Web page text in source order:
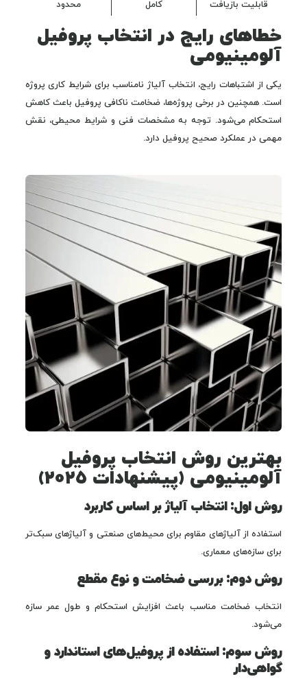
قابلیت بازیافت کامل محدود
خطاهای رایج در انتخاب پروفیل
آلومینیومی
یکی از اشتباهات رایج، انتخاب آلیاژ نامناسب برای شرایط کاری پروژه
است. همچنین در برخی پروژه‌ها، ضخامت ناکافی پروفیل باعث کاهش
استحکام می‌شود. توجه به مشخصات فنی و شرایط محیطی، نقش
مهمی در عملکرد صحیح پروفیل دارد.
بهترین روش انتخاب پروفیل
آلومینیومی (پیشنهادات ۲۰۲۵)
روش اول: انتخاب آلیاژ بر اساس کاربرد
استفاده از آلیاژهای مقاوم برای محیط‌های صنعتی و آلیاژهای سبک‌تر
برای سازه‌های معماری.
روش دوم: بررسی ضخامت و نوع مقطع
انتخاب ضخامت مناسب باعث افزایش استحکام و طول عمر سازه
می‌شود.
روش سوم: استفاده از پروفیل‌های استاندارد و
گواهی‌دار